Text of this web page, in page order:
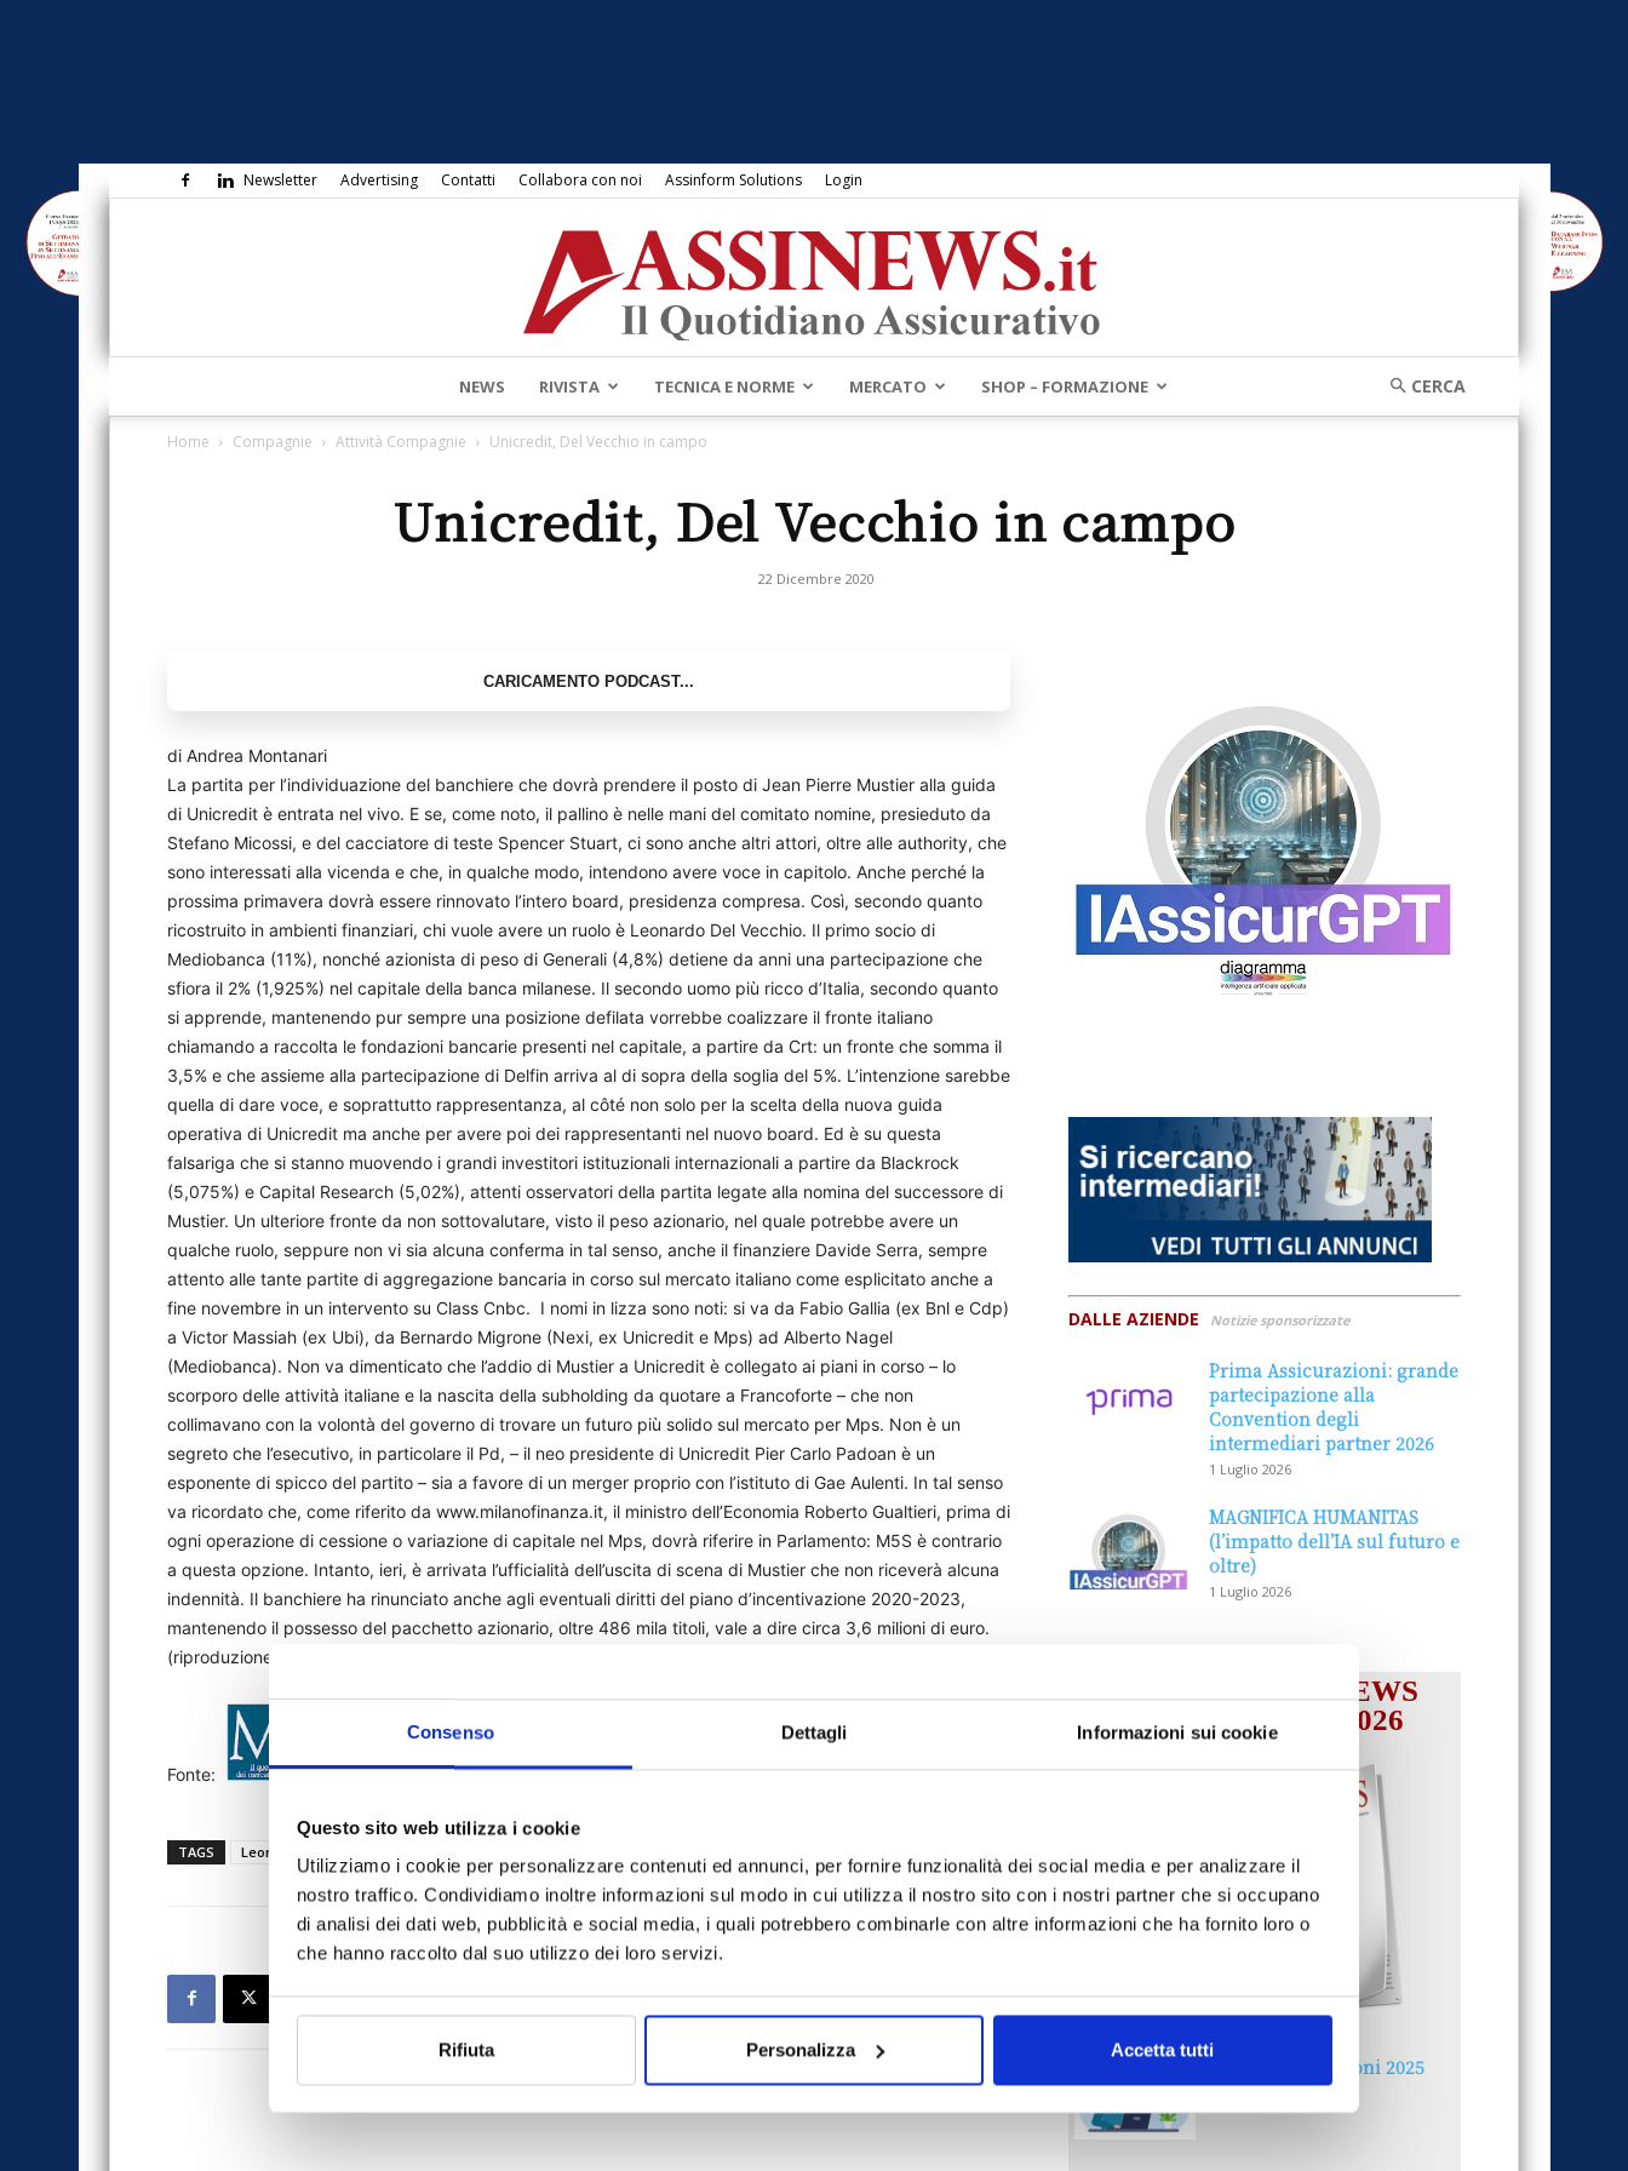
Consenso Dettagli Informazioni sui cookie
Questo sito web utilizza i cookie
Utilizziamo i cookie per personalizzare contenuti ed annunci, per fornire funzionalità dei social media e per analizzare il
nostro traffico. Condividiamo inoltre informazioni sul modo in cui utilizza il nostro sito con i nostri partner che si occupano
di analisi dei dati web, pubblicità e social media, i quali potrebbero combinarle con altre informazioni che ha fornito loro o
che hanno raccolto dal suo utilizzo dei loro servizi.
Rifiuta Personalizza Accetta tutti
Newsletter Advertising Contatti Collabora con noi Assinform Solutions Login
Assinews.it
NEWS RIVISTA TECNICA E NORME MERCATO SHOP – FORMAZIONE
Home Compagnie Attività Compagnie Unicredit, Del Vecchio in campo
Unicredit, Del Vecchio in campo
22 Dicembre 2020
di Andrea Montanari
La partita per l’individuazione del banchiere che dovrà prendere il posto di Jean Pierre Mustier alla guida
di Unicredit è entrata nel vivo. E se, come noto, il pallino è nelle mani del comitato nomine, presieduto da
Stefano Micossi, e del cacciatore di teste Spencer Stuart, ci sono anche altri attori, oltre alle authority, che
sono interessati alla vicenda e che, in qualche modo, intendono avere voce in capitolo. Anche perché la
prossima primavera dovrà essere rinnovato l’intero board, presidenza compresa. Così, secondo quanto
ricostruito in ambienti finanziari, chi vuole avere un ruolo è Leonardo Del Vecchio. Il primo socio di
Mediobanca (11%), nonché azionista di peso di Generali (4,8%) detiene da anni una partecipazione che
sfiora il 2% (1,925%) nel capitale della banca milanese. Il secondo uomo più ricco d’Italia, secondo quanto
si apprende, mantenendo pur sempre una posizione defilata vorrebbe coalizzare il fronte italiano
chiamando a raccolta le fondazioni bancarie presenti nel capitale, a partire da Crt: un fronte che somma il
3,5% e che assieme alla partecipazione di Delfin arriva al di sopra della soglia del 5%. L’intenzione sarebbe
quella di dare voce, e soprattutto rappresentanza, al côté non solo per la scelta della nuova guida
operativa di Unicredit ma anche per avere poi dei rappresentanti nel nuovo board. Ed è su questa
falsariga che si stanno muovendo i grandi investitori istituzionali internazionali a partire da Blackrock
(5,075%) e Capital Research (5,02%), attenti osservatori della partita legate alla nomina del successore di
Mustier. Un ulteriore fronte da non sottovalutare, visto il peso azionario, nel quale potrebbe avere un
qualche ruolo, seppure non vi sia alcuna conferma in tal senso, anche il finanziere Davide Serra, sempre
attento alle tante partite di aggregazione bancaria in corso sul mercato italiano come esplicitato anche a
fine novembre in un intervento su Class Cnbc. I nomi in lizza sono noti: si va da Fabio Gallia (ex Bnl e Cdp)
a Victor Massiah (ex Ubi), da Bernardo Migrone (Nexi, ex Unicredit e Mps) ad Alberto Nagel
(Mediobanca). Non va dimenticato che l’addio di Mustier a Unicredit è collegato ai piani in corso – lo
scorporo delle attività italiane e la nascita della subholding da quotare a Francoforte – che non
collimavano con la volontà del governo di trovare un futuro più solido sul mercato per Mps. Non è un
segreto che l’esecutivo, in particolare il Pd, – il neo presidente di Unicredit Pier Carlo Padoan è un
esponente di spicco del partito – sia a favore di un merger proprio con l’istituto di Gae Aulenti. In tal senso
va ricordato che, come riferito da www.milanofinanza.it, il ministro dell’Economia Roberto Gualtieri, prima di
ogni operazione di cessione o variazione di capitale nel Mps, dovrà riferire in Parlamento: M5S è contrario
a questa opzione. Intanto, ieri, è arrivata l’ufficialità dell’uscita di scena di Mustier che non riceverà alcuna
indennità. Il banchiere ha rinunciato anche agli eventuali diritti del piano d’incentivazione 2020-2023,
mantenendo il possesso del pacchetto azionario, oltre 486 mila titoli, vale a dire circa 3,6 milioni di euro.
(riproduzione riservata)
Fonte:
TAGS Leonardo Del Vecchio
DALLE AZIENDE Notizie sponsorizzate
Prima Assicurazioni: grande
partecipazione alla
Convention degli
intermediari partner 2026
1 Luglio 2026
MAGNIFICA HUMANITAS
(l’impatto dell’IA sul futuro e
oltre)
1 Luglio 2026
IL MENSILE ASSINEWS
LUGLIO-AGOSTO 2026
Reclami e sanzioni 2025